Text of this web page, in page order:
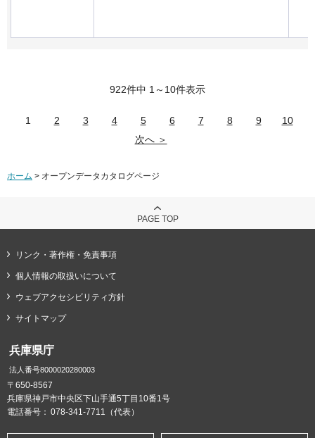
922件中 1～10件表示
1 2 3 4 5 6 7 8 9
10
次へ ＞
ホーム > オープンデータカタログページ
PAGE TOP
リンク・著作権・免責事項
個人情報の取扱いについて
ウェブアクセシビリティ方針
サイトマップ
兵庫県庁
法人番号8000020280003
〒650-8567
兵庫県神戸市中央区下山手通5丁目10番1号
電話番号： 078-341-7711（代表）